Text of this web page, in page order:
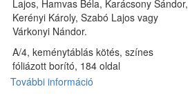
Lajos, Hamvas Béla, Karácsony Sándor,
Kerényi Károly, Szabó Lajos vagy
Várkonyi Nándor.
A/4, keménytáblás kötés, színes
fóliázott borító, 184 oldal
További információ